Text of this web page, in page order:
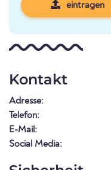
eintragen
Kontakt
Adresse:
Telefon:
E-Mail:
Social Media: